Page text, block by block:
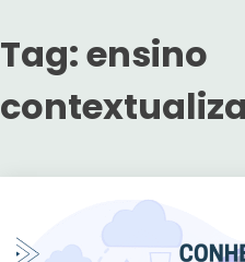
Tag:ensino